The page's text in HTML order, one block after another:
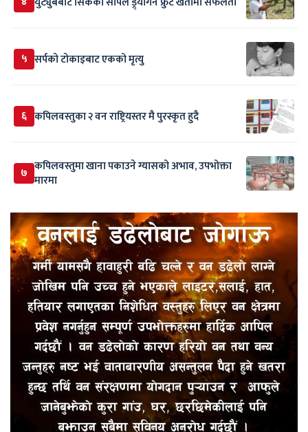
५ सर्पकाे टाेकाइबाट एकको मृत्यु
६ कपिलवस्तुका २ वन राष्ट्रियस्तर मै पुरस्कृत हुदै
७ कपिलवस्तुमा खाना पकाउने ग्यासको अभाव, उपभोक्ता
मारमा